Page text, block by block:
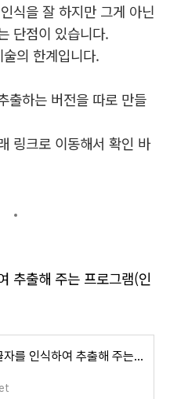
식을 잘 하지만 그게 아닌
단점이 있습니다.
의 한계입니다.
출하는 버전을 따로 만들
링크로 이동해서 확인 바
추출해 주는 프로그램(인
화면에 보이는 글자를 인식하여 추출해 주는 프로그램(인공지능 버전)